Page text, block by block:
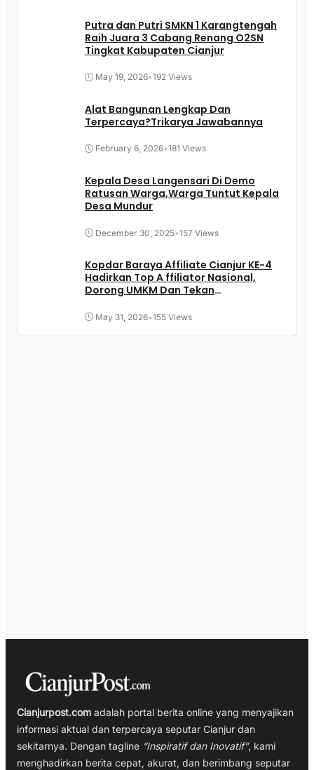
Putra dan Putri SMKN 1 Karangtengah
Raih Juara 3 Cabang Renang O2SN
Tingkat Kabupaten Cianjur
May 19, 2026•192 Views
Alat Bangunan Lengkap Dan
Terpercaya?Trikarya Jawabannya
February 6, 2026•181 Views
Kepala Desa Langensari Di Demo
Ratusan Warga,Warga Tuntut Kepala
Desa Mundur
December 30, 2025•157 Views
Kopdar Baraya Affiliate Cianjur KE-4
Hadirkan Top A ffiliator Nasional,
Dorong UMKM Dan Tekan
May 31, 2026•155 Views
Cianjurpost.com adalah portal berita online yang menyajikan
informasi aktual dan terpercaya seputar Cianjur dan
sekitarnya. Dengan tagline “Inspiratif dan Inovatif”, kami
menghadirkan berita cepat, akurat, dan berimbang seputar